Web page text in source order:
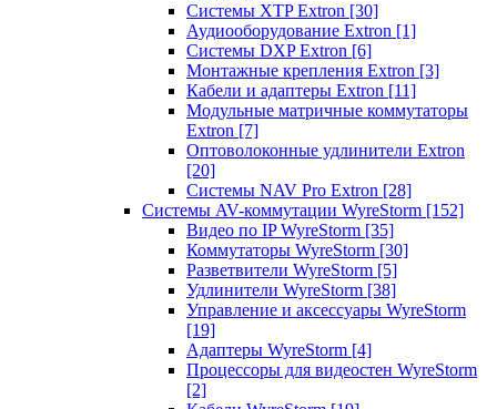
Системы XTP Extron [30]
Аудиооборудование Extron [1]
Системы DXP Extron [6]
Монтажные крепления Extron [3]
Кабели и адаптеры Extron [11]
Модульные матричные коммутаторы
Extron [7]
Оптоволоконные удлинители Extron
[20]
Системы NAV Pro Extron [28]
Системы AV-коммутации WyreStorm [152]
Видео по IP WyreStorm [35]
Коммутаторы WyreStorm [30]
Разветвители WyreStorm [5]
Удлинители WyreStorm [38]
Управление и аксессуары WyreStorm
[19]
Адаптеры WyreStorm [4]
Процессоры для видеостен WyreStorm
[2]